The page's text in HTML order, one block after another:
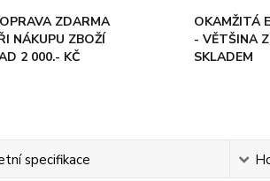
ZDARMA
NÁKUPU ZBOŽÍ
2 000.- KČ
OKAMŽITÁ
- VĚTŠINA
SKLADEM
specifikace